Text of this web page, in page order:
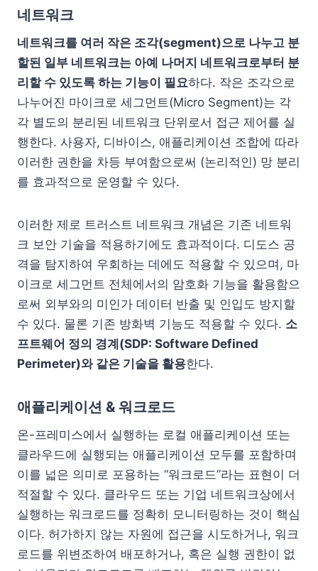
네트워크
네트워크를 여러 작은 조각(segment)으로 나누고 분
할된 일부 네트워크는 아예 나머지 네트워크로부터 분
리할 수 있도록 하는 기능이 필요하다. 작은 조각으로
나누어진 마이크로 세그먼트(Micro Segment)는 각
각 별도의 분리된 네트워크 단위로서 접근 제어를 실
행한다. 사용자, 디바이스, 애플리케이션 조합에 따라
이러한 권한을 차등 부여함으로써 (논리적인) 망 분리
를 효과적으로 운영할 수 있다.
이러한 제로 트러스트 네트워크 개념은 기존 네트워
크 보안 기술을 적용하기에도 효과적이다. 디도스 공
격을 탐지하여 우회하는 데에도 적용할 수 있으며, 마
이크로 세그먼트 전체에서의 암호화 기능을 활용함으
로써 외부와의 미인가 데이터 반출 및 인입도 방지할
수 있다. 물론 기존 방화벽 기능도 적용할 수 있다. 소
프트웨어 정의 경계(SDP: Software Defined
Perimeter)와 같은 기술을 활용한다.
애플리케이션 & 워크로드
온-프레미스에서 실행하는 로컬 애플리케이션 또는
클라우드에 실행되는 애플리케이션 모두를 포함하며
이를 넓은 의미로 포용하는 “워크로드”라는 표현이 더
적절할 수 있다. 클라우드 또는 기업 네트워크상에서
실행하는 워크로드를 정확히 모니터링하는 것이 핵심
이다. 허가하지 않는 자원에 접근을 시도하거나, 워크
로드를 위변조하여 배포하거나, 혹은 실행 권한이 없